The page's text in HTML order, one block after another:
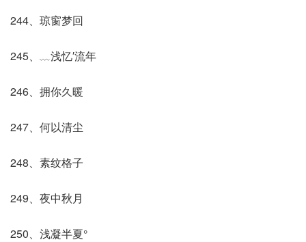
244、琼窗梦回
245、﹏浅忆′流年
246、拥你久暖
247、何以清尘
248、素纹格子
249、夜中秋月
250、浅凝半夏°